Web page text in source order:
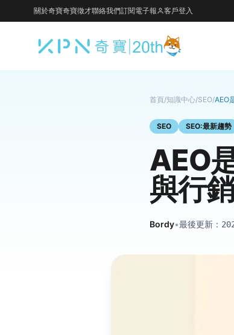
關於奇寶奇寶徵才聯絡我們訂閱電子報 客戶登入
首頁/知識中心/SEO/AEO
SEO SEO:最新趨勢
AEO
與行
Bordy•最後更新：